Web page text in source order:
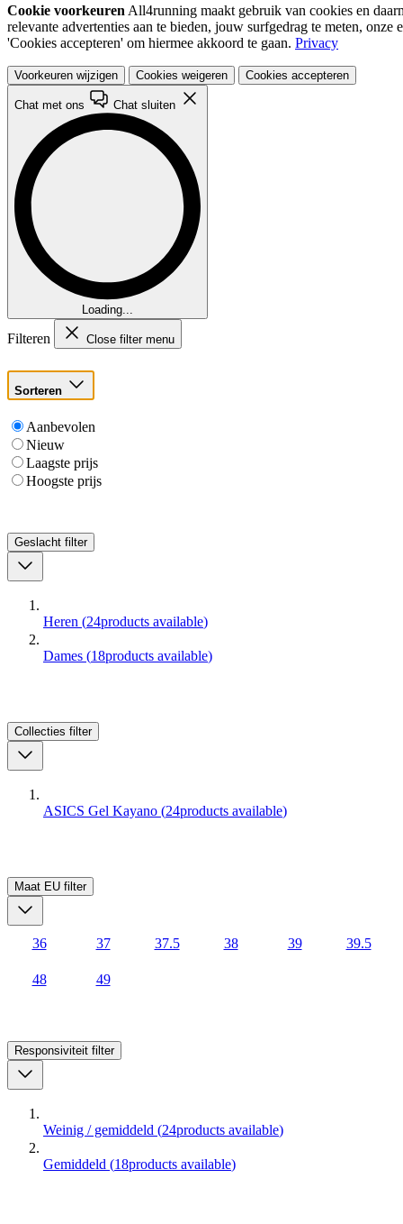
Cookie voorkeuren All4running maakt gebruik van cookies en
relevante advertenties aan te bieden, jouw surfgedrag te meten,
'Cookies accepteren' om hiermee akkoord te gaan. Privacy
Voorkeuren wijzigen Cookies weigeren Cookies accepteren
Chat met ons Chat sluiten
Loading...
Filteren Close filter menu
Sorteren
Aanbevolen
Nieuw
Laagste prijs
Hoogste prijs
Geslacht filter
Heren (24products available)
Dames (18products available)
Collecties filter
ASICS Gel Kayano (24products available)
Maat EU filter
36 37 37.5 38 39 39.5
48 49
Responsiviteit filter
Weinig / gemiddeld (24products available)
Gemiddeld (18products available)